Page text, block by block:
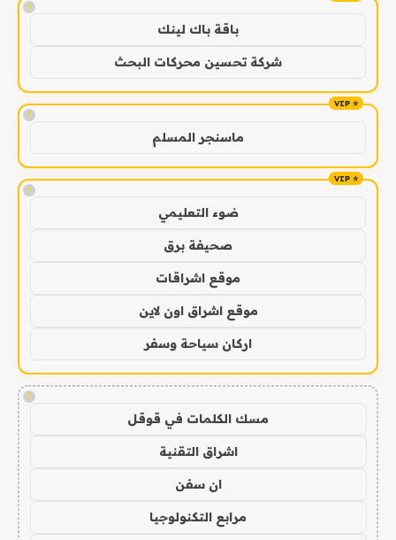
!
باقة باك لينك
شركة تحسين محركات البحث
!
ماسنجر المسلم
!
ضوء التعليمي
صحيفة برق
موقع اشراقات
موقع اشراق اون لاين
اركان سياحة وسفر
!
مسك الكلمات في قوقل
اشراق التقنية
ان سفن
مرابع التكنولوجيا